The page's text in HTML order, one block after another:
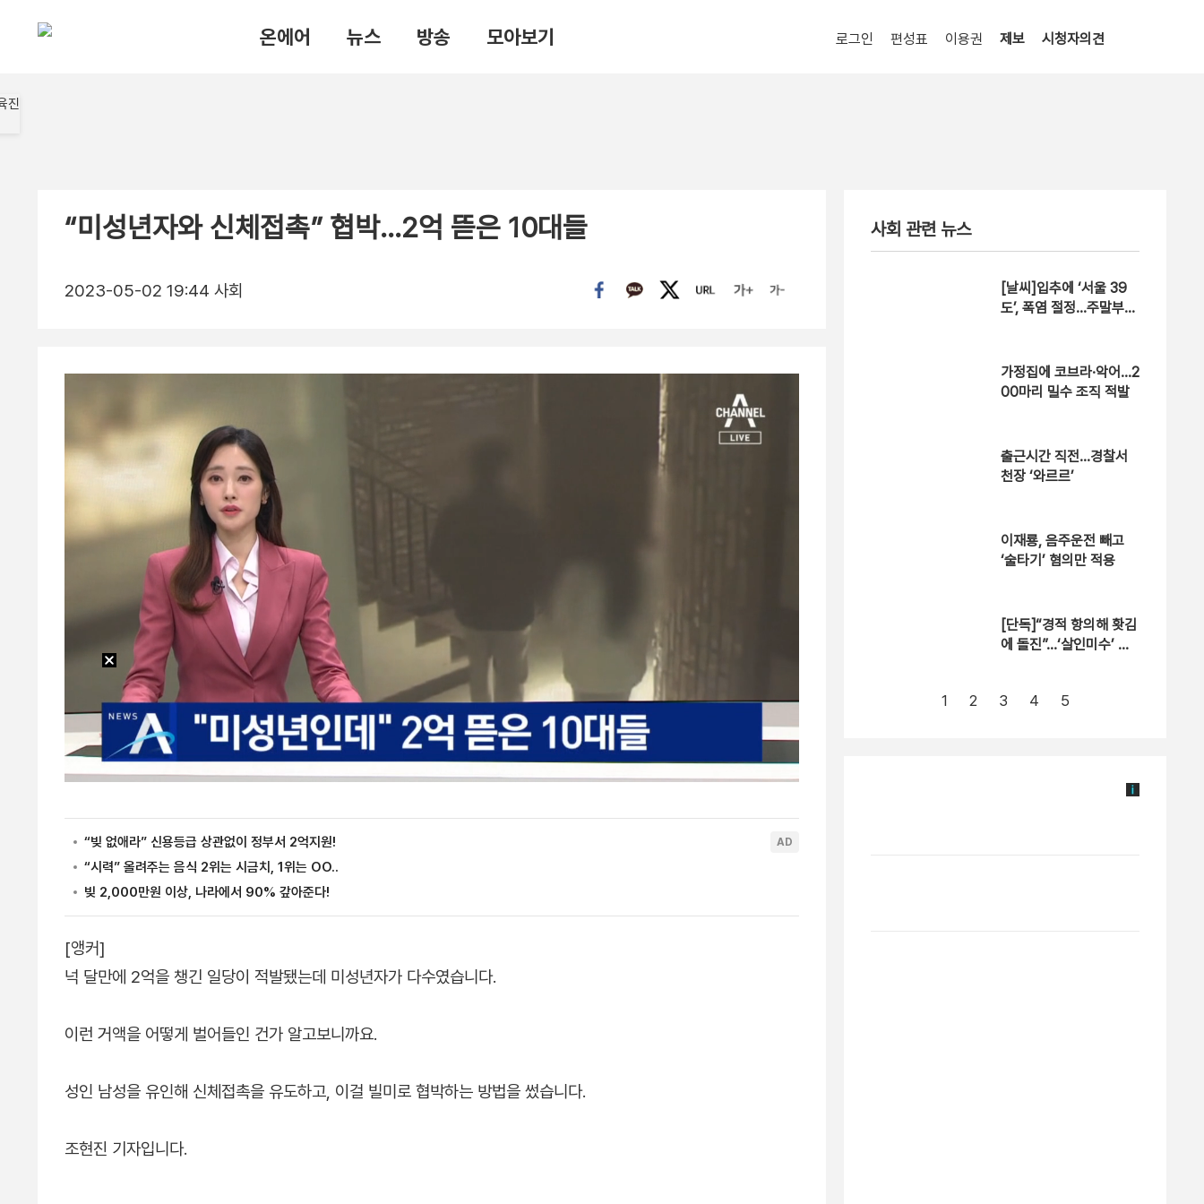
온에어 뉴스 방송 모아보기 로그인 편성표 이용권 제보 시청자의견
“미성년자와 신체접촉” 협박…2억 뜯은 10대들
2023-05-02 19:44 사회
[앵커]
넉 달만에 2억을 챙긴 일당이 적발됐는데 미성년자가 다수였습니다.
이런 거액을 어떻게 벌어들인 건가 알고보니까요.
성인 남성을 유인해 신체접촉을 유도하고, 이걸 빌미로 협박하는 방법을 썼습니다.
조현진 기자입니다.
사회 관련 뉴스
[날씨]입추에 ‘서울 39
도’, 폭염 절정…주말부터
가정집에 코브라·악어…2
00마리 밀수 조직 적발
출근시간 직전…경찰서
천장 ‘와르르’
이재룡, 음주운전 빼고
‘술타기’ 혐의만 적용
[단독]“경적 항의해 홧김
에 돌진”…‘살인미수’ 구
1 2 3 4 5